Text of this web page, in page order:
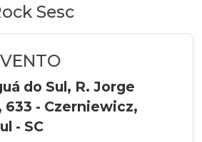
Sesc
do Sul, R. Jorge
- Czerniewicz,
- SC